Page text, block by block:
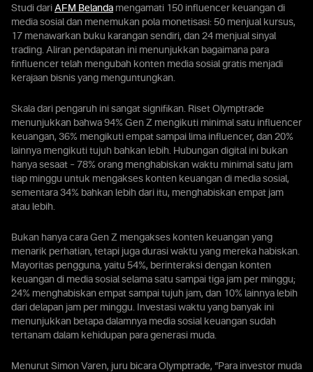
Studi dari AFM Belanda mengamati 150 influencer keuangan di
media sosial dan menemukan pola monetisasi: 50 menjual kursus,
17 menawarkan buku karangan sendiri, dan 24 menjual sinyal
trading. Aliran pendapatan ini menunjukkan bagaimana para
finfluencer telah mengubah konten media sosial gratis menjadi
kerajaan bisnis yang menguntungkan.
Skala dari pengaruh ini sangat signifikan. Riset Olymptrade
menunjukkan bahwa 94% Gen Z mengikuti minimal satu influencer
keuangan, 36% mengikuti empat sampai lima influencer, dan 20%
lainnya mengikuti tujuh bahkan lebih. Hubungan digital ini bukan
hanya sesaat – 78% orang menghabiskan waktu minimal satu jam
tiap minggu untuk mengakses konten keuangan di media sosial,
sementara 34% bahkan lebih dari itu, menghabiskan empat jam
atau lebih.
Bukan hanya cara Gen Z mengakses konten keuangan yang
menarik perhatian, tetapi juga durasi waktu yang mereka habiskan.
Mayoritas pengguna, yaitu 54%, berinteraksi dengan konten
keuangan di media sosial selama satu sampai tiga jam per minggu;
24% menghabiskan empat sampai tujuh jam, dan 10% lainnya lebih
dari delapan jam per minggu. Investasi waktu yang banyak ini
menunjukkan betapa dalamnya media sosial keuangan sudah
tertanam dalam kehidupan para generasi muda.
Menurut Simon Varen, juru bicara Olymptrade, “Para investor muda